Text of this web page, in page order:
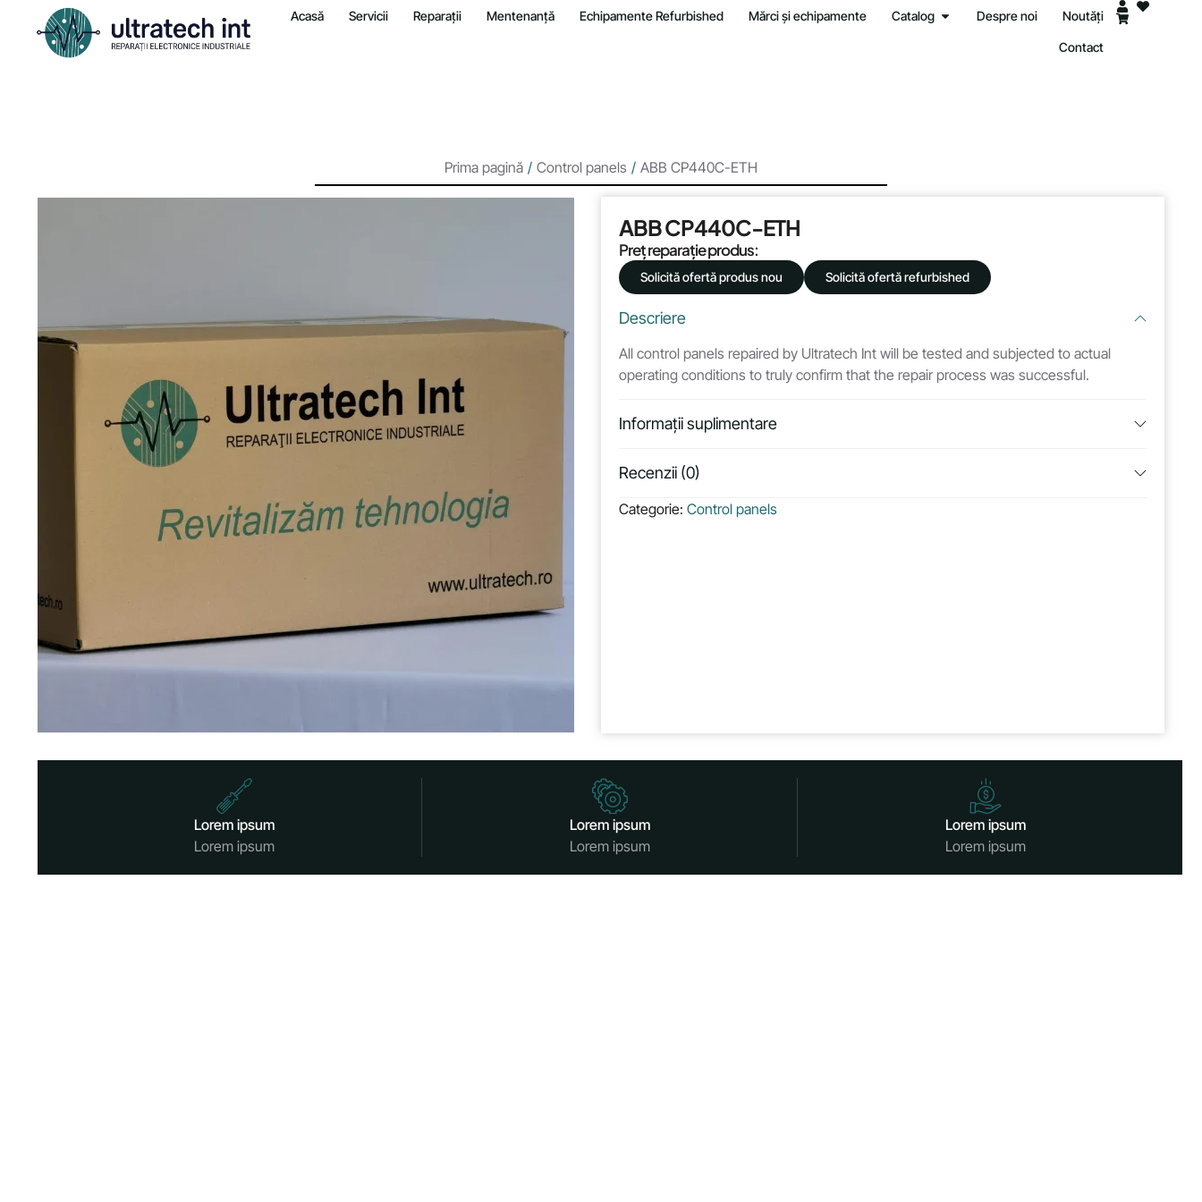
Acasă Servicii Reparații Mentenanță Echipamente Refurbished Mărci și echipamente Catalog Despre noi Noutăți
Contact
Prima pagină / Control panels / ABB CP440C-ETH
ABB CP440C-ETH
Preț reparație produs:
Solicită ofertă produs nou Solicită ofertă refurbished
Descriere
All control panels repaired by Ultratech Int will be tested and subjected to actual
operating conditions to truly confirm that the repair process was successful.
Informații suplimentare
Recenzii (0)
Categorie: Control panels
Lorem ipsum
Lorem ipsum
Lorem ipsum
Lorem ipsum
Lorem ipsum
Lorem ipsum